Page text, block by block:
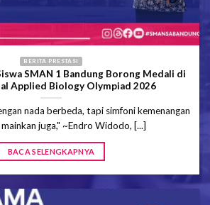
BERITA PRESTASI
SMAN 1 Bandung Borong Medali di
Applied Biology Olympiad 2026
nada berbeda, tapi simfoni kemenangan
juga," ~Endro Widodo, [...]
BACA SELENGKAPNYA